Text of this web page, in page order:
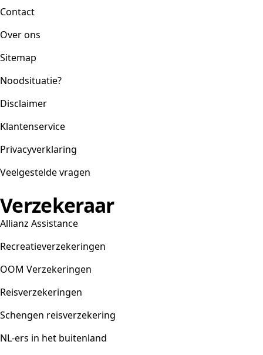
Contact
Over ons
Sitemap
Noodsituatie?
Disclaimer
Klantenservice
Privacyverklaring
Veelgestelde vragen
Verzekeraar
Allianz Assistance
Recreatieverzekeringen
OOM Verzekeringen
Reisverzekeringen
Schengen reisverzekering
NL-ers in het buitenland